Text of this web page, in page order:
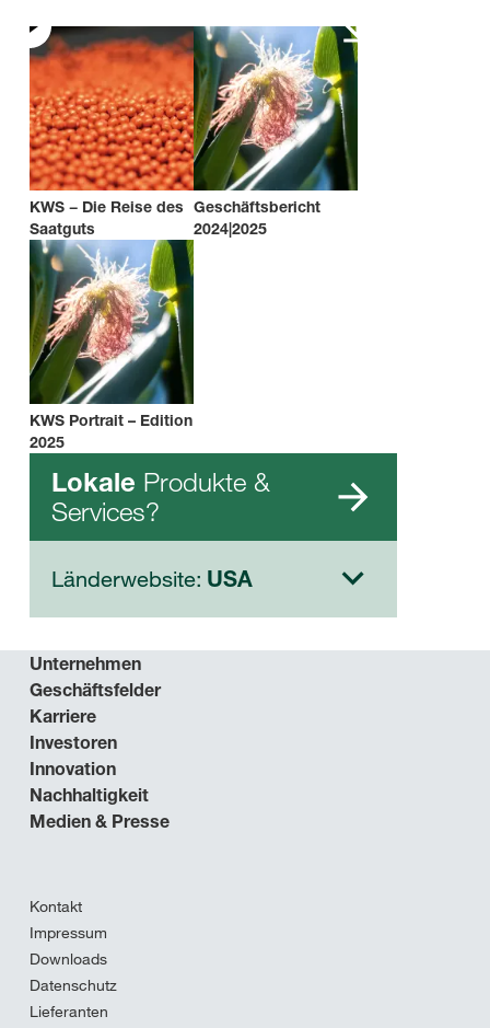
KWS − Die Reise des
Saatguts
Geschäftsbericht
2024|2025
KWS Portrait – Edition
2025
Lokale Produkte &
Services?
Länderwebsite: USA
Unternehmen
Geschäftsfelder
Karriere
Investoren
Innovation
Nachhaltigkeit
Medien & Presse
Kontakt
Impressum
Downloads
Datenschutz
Lieferanten